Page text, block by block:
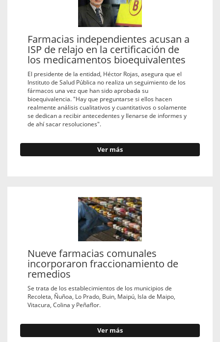
Farmacias independientes acusan a
ISP de relajo en la certificación de
los medicamentos bioequivalentes
El presidente de la entidad, Héctor Rojas, asegura que el
Instituto de Salud Pública no realiza un seguimiento de los
fármacos una vez que han sido aprobada su
bioequivalencia. "Hay que preguntarse si ellos hacen
realmente análisis cualitativos y cuantitativos o solamente
se dedican a recibir antecedentes y llenarse de informes y
de ahí sacar resoluciones".
Ver más
Nueve farmacias comunales
incorporaron fraccionamiento de
remedios
Se trata de los establecimientos de los municipios de
Recoleta, Ñuñoa, Lo Prado, Buin, Maipú, Isla de Maipo,
Vitacura, Colina y Peñaflor.
Ver más